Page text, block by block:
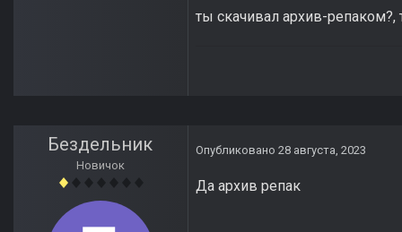
ты скачивал архив-репаком?,
Бездельник
Новичок
Опубликовано 28 августа, 2023
Да архив репак